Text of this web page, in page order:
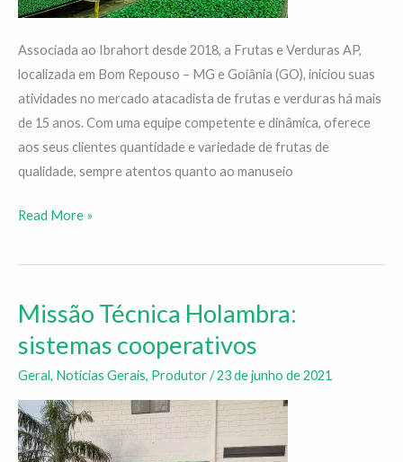
Associada ao Ibrahort desde 2018, a Frutas e Verduras AP,
localizada em Bom Repouso – MG e Goiânia (GO), iniciou suas
atividades no mercado atacadista de frutas e verduras há mais
de 15 anos. Com uma equipe competente e dinâmica, oferece
aos seus clientes quantidade e variedade de frutas de
qualidade, sempre atentos quanto ao manuseio
Read More »
Missão Técnica Holambra:
sistemas cooperativos
Geral, Notícias Gerais, Produtor/23 de junho de 2021
Missão
Técnica
Holambra:
sistemas
cooperativos